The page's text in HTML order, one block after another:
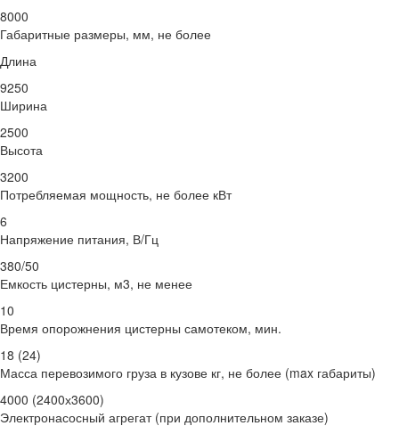
8000
Габаритные размеры, мм, не более
Длина
9250
Ширина
2500
Высота
3200
Потребляемая мощность, не более кВт
6
Напряжение питания, В/Гц
380/50
Емкость цистерны, м3, не менее
10
Время опорожнения цистерны самотеком, мин.
18 (24)
Масса перевозимого груза в кузове кг, не более (max габариты)
4000 (2400х3600)
Электронасосный агрегат (при дополнительном заказе)